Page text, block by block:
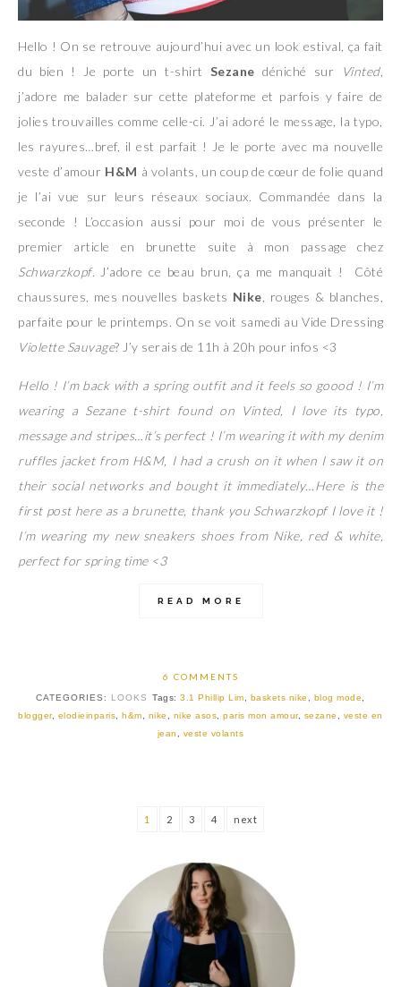
Hello ! On se retrouve aujourd’hui avec un look estival, ça fait
du bien ! Je porte un t-shirt Sezane déniché sur Vinted,
j’adore me balader sur cette plateforme et parfois y faire de
jolies trouvailles comme celle-ci. J’ai adoré le message, la typo,
les rayures…bref, il est parfait ! Je le porte avec ma nouvelle
veste d’amour H&M à volants, un coup de cœur de folie quand
je l’ai vue sur leurs réseaux sociaux. Commandée dans la
seconde ! L’occasion aussi pour moi de vous présenter le
premier article en brunette suite à mon passage chez
Schwarzkopf. J’adore ce beau brun, ça me manquait ! Côté
chaussures, mes nouvelles baskets Nike , rouges & blanches,
parfaite pour le printemps. On se voit samedi au Vide Dressing
Violette Sauvage? J’y serais de 11h à 20h pour infos <3
Hello ! I’m back with a spring outfit and it feels so goood ! I’m
wearing a Sezane t-shirt found on Vinted, I love its typo,
message and stripes…it’s perfect ! I’m wearing it with my denim
ruffles jacket from H&M, I had a crush on it when I saw it on
their social networks and bought it immediately…Here is the
first post here as a brunette, thank you Schwarzkopf I love it !
I’m wearing my new sneakers shoes from Nike, red & white,
perfect for spring time <3
READ MORE
6 COMMENTS
CATEGORIES: LOOKS Tags:3.1 Phillip Lim baskets nike blog mode
blogger, elodieinparis ,h&m nike nike asos ,paris mon amour, sezane
veste en
jean
veste volants
1 2 3 4 next